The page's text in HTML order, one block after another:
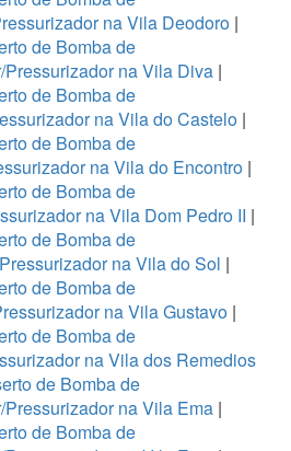
na Vila Deodoro|
de Bomba de
na Vila Diva |
de Bomba de
na Vila do Castelo |
de Bomba de
na Vila do Encontro|
de Bomba de
na Vila Dom Pedro II |
de Bomba de
na Vila do Sol |
de Bomba de
na Vila Gustavo |
de Bomba de
na Vila dos Remedios
de Bomba de
na Vila Ema |
de Bomba de